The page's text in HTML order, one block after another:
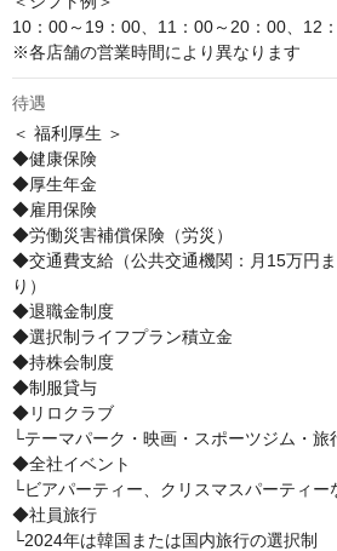
10：00～19：00、11：00～20：00、12
※各店舗の営業時間により異なります
待遇
＜ 福利厚生 ＞
◆健康保険
◆厚生年金
◆雇用保険
◆労働災害補償保険（労災）
◆交通費支給（公共交通機関：月15万円
り）
◆退職金制度
◆選択制ライフプラン積立金
◆持株会制度
◆制服貸与
◆リロクラブ
└テーマパーク・映画・スポーツジム・旅
◆全社イベント
└ビアパーティー、クリスマスパーティー
◆社員旅行
└2024年は韓国または国内旅行の選択制